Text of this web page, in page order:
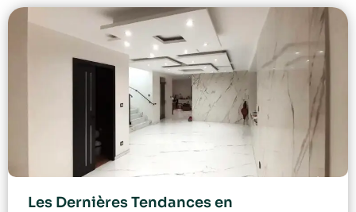
Les Dernières Tendances en